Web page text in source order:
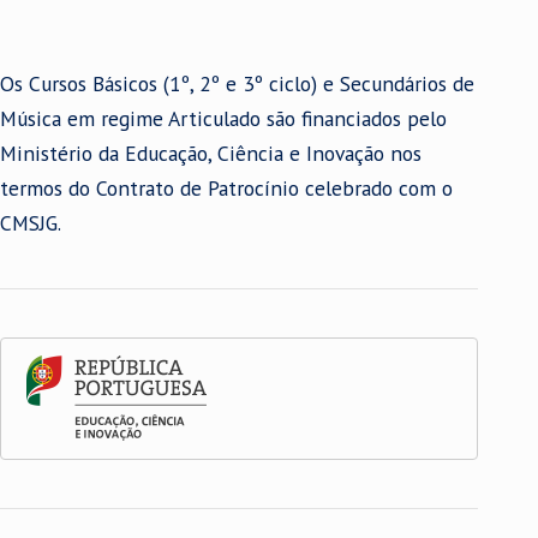
Os Cursos Básicos (1º, 2º e 3º ciclo) e Secundários de
Música em regime Articulado são financiados pelo
Ministério da Educação, Ciência e Inovação nos
termos do Contrato de Patrocínio celebrado com o
CMSJG.